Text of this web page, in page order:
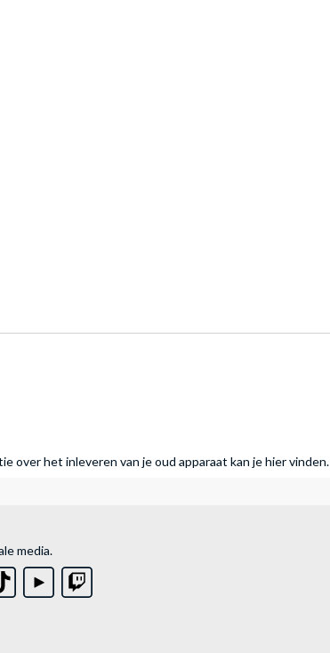
over het inleveren van je oud apparaat kan je hier vinden.
media.